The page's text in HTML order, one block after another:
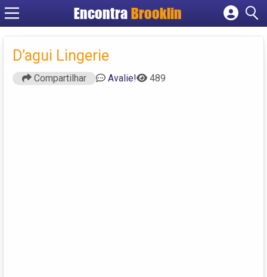
Encontra Brooklin
Cadastrar empresa
D’agui Lingerie
Compartilhar Avalie! 489